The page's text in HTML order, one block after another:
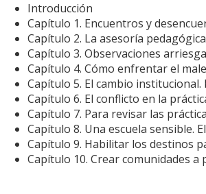
Introducción
Capítulo 1. Encuentros y
Capítulo 2. La asesoría
Capítulo 3. Observaciones
Capítulo 4. Cómo enfrentar el
Capítulo 5. El cambio
Capítulo 6. El conflicto en la
Capítulo 7. Para revisar las
Capítulo 8. Una escuela sensible.
Capítulo 9. Habilitar los destinos
Capítulo 10. Crear comunidades a